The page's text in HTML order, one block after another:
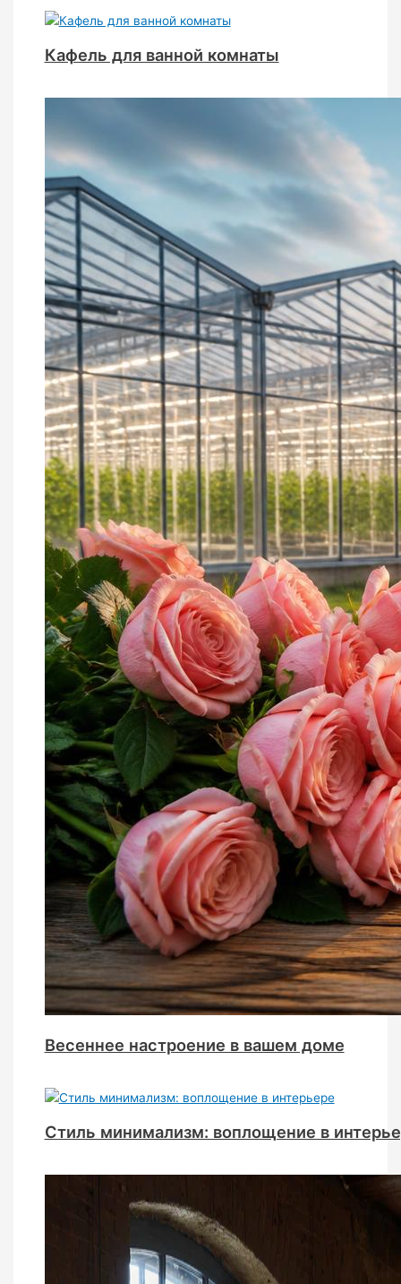
Кафель для ванной комнаты
Весеннее настроение в вашем доме
Стиль минимализм: воплощение в